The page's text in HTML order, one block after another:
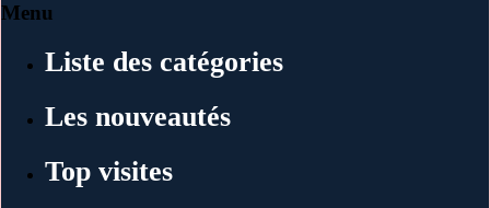
Menu
Liste des catégories
Les nouveautés
Top visites